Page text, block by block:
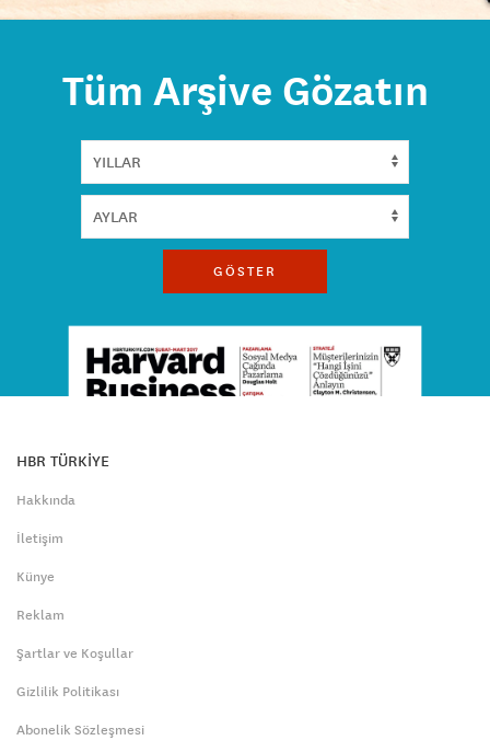
Tüm Arşive Gözatın
GÖSTER
HBR TÜRKİYE
Hakkında
İletişim
Künye
Reklam
Şartlar ve Koşullar
Gizlilik Politikası
Abonelik Sözleşmesi